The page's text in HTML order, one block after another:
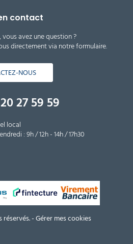
contact
avez une question ?
directement via notre formulaire.
NOUS
27 59 59
local
: 9h / 12h - 14h / 17h30
-Gérer mes cookies